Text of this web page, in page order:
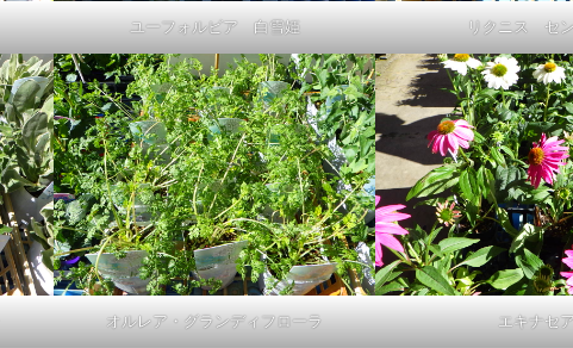
ユーフォルビア 白雪姫 リクニス セ
オルレア・グランディフローラ エキナセア